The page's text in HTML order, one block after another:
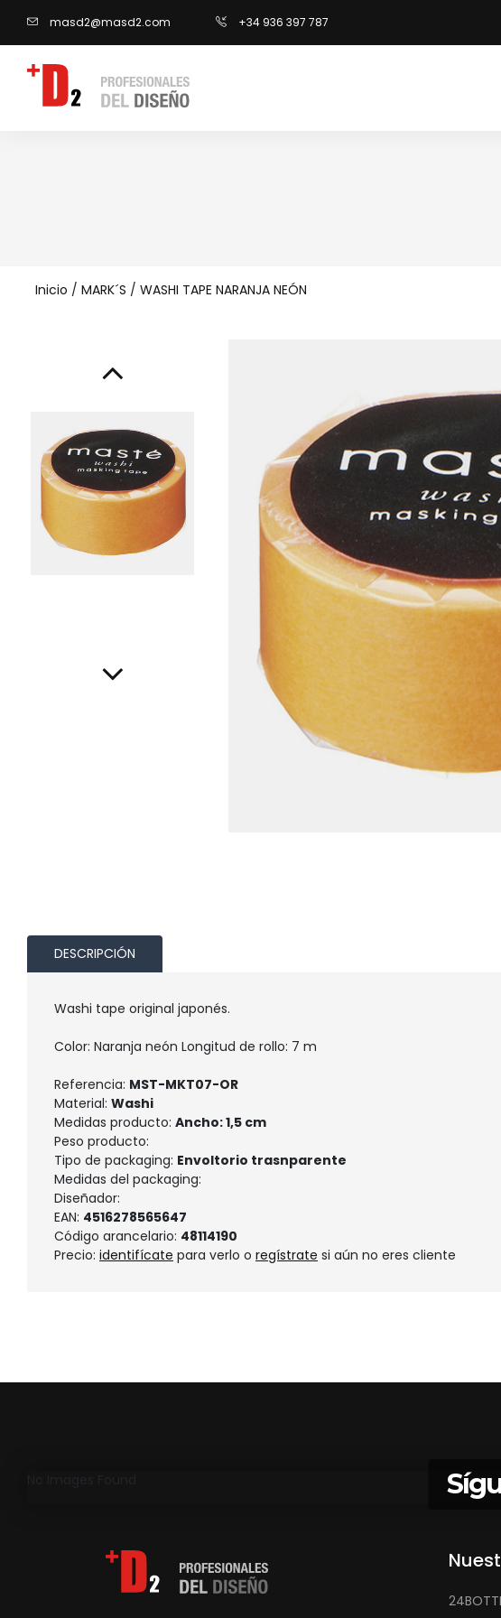
masd2@masd2.com +34 936 397 787
Inicio / MARK´S / WASHI TAPE NARANJA NEÓN
DESCRIPCIÓN
Washi tape original japonés.
Color: Naranja neón Longitud de rollo: 7 m
Referencia: MST-MKT07-OR
Material: Washi
Medidas producto: Ancho: 1,5 cm
Peso producto:
Tipo de packaging: Envoltorio trasnparente
Medidas del packaging:
Diseñador:
EAN: 4516278565647
Código arancelario: 48114190
Precio: identifícate para verlo o regístrate si aún no eres cliente